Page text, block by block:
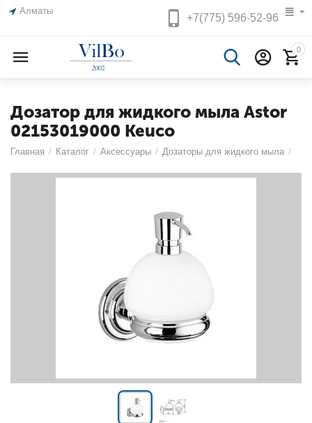
Алматы
+7(775)596-52-96
0
Дозатор для жидкого мыла Astor
02153019000 Keuco
Главная / Каталог / Аксессуары / Дозаторы для жидкого мыла /